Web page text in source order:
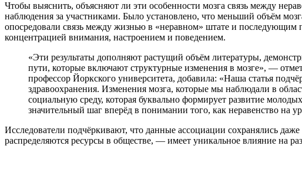
Чтобы выяснить, объясняют ли эти особенности мозга связь между
наблюдения за участниками. Было установлено, что меньший объём
опосредовали связь между жизнью в «неравном» штате и
концентрацией внимания, настроением и поведением.
«Эти результаты дополняют растущий объём литературы,
пути, которые включают структурные изменения в мозге», —
профессор Йоркского университета, добавила: «Наша статья
здравоохранения. Изменения мозга, которые мы наблюдали в
социальную среду, которая буквально формирует развитие
значительный шаг вперёд в понимании того, как неравенство на
Исследователи подчёркивают, что данные ассоциации сохранялись
распределяются ресурсы в обществе, — имеет уникальное влияние на